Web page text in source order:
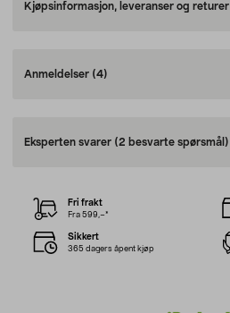
Kjøpsinformasjon, leveranser og returer
Anmeldelser (4)
Eksperten svarer (2 besvarte spørsmål)
Fri frakt
Fra 599,–*
Sikkert
365 dagers åpent kjøp